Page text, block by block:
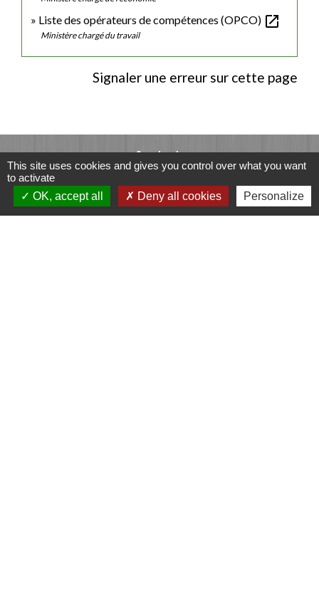
Liste des opérateurs de compétences (OPCO) open_in_new
Ministère chargé du travail
Signaler une erreur sur cette page
Contacts
Commune de Luitré-Dompierre
14 rue de Normandie - LUITRE
This site uses cookies and gives you control over what you want
to activate
OK, accept all
Deny all cookies Personalize